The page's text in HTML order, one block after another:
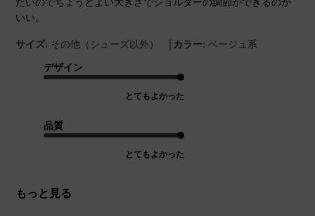
いい。
サイズ: その他（シューズ以外） | カラー: ベージュ系
デザイン
とてもよかった
品質
とてもよかった
もっと見る